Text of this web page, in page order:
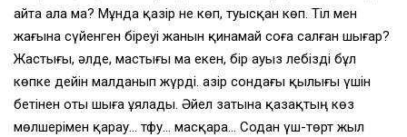
айта ала ма? Мұнда қазiр не көп, туысқан көп. Тiл мен
жағына сүйенген бiреуi жанын қинамай соға салған шығар?
Жастығы, әлде, мастығы ма екен, бiр ауыз лебiздi бұл
көпке дейiн малданып жүрдi. Қазiр сондағы қылығы үшiн
бетiнен оты шыға ұялады. Әйел затына қазақтың көз
мөлшерiмен қарау… тфу… масқара… Содан үш-төрт жыл